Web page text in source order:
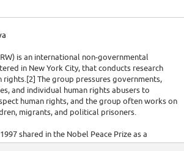
is an international non-governmental
in New York City, that conducts research
rights.[2] The group pressures governments,
and individual human rights abusers to
human rights, and the group often works on
migrants, and political prisoners.
shared in the Nobel Peace Prize as a
International Campaign to Ban Landmines and it